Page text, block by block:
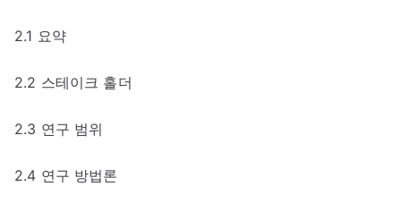
2.1 요약
2.2 스테이크 홀더
2.3 연구 범위
2.4 연구 방법론